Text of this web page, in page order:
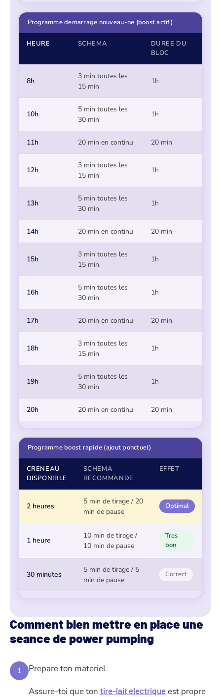
Programme demarrage nouveau-ne (boost actif)
HEURE SCHEMA
DUREE DU
BLOC
8h
3 min toutes les
15 min
1h
10h
5 min toutes les
30 min
1h
11h 20 min en continu 20 min
12h
3 min toutes les
15 min
1h
13h
5 min toutes les
30 min
1h
14h 20 min en continu 20 min
15h
3 min toutes les
15 min
1h
16h
5 min toutes les
30 min
1h
17h 20 min en continu 20 min
18h
3 min toutes les
15 min
1h
19h
5 min toutes les
30 min
1h
20h 20 min en continu 20 min
Programme boost rapide (ajout ponctuel)
CRENEAU
DISPONIBLE
SCHEMA
RECOMMANDE
EFFET
2 heures
5 min de tirage / 20
min de pause
Optimal
1 heure
10 min de tirage /
10 min de pause
Tres
bon
30 minutes
5 min de tirage / 5
min de pause
Correct
Comment bien mettre en place une
seance de power pumping
1
Prepare ton materiel
Assure-toi que ton tire-lait electrique est propre